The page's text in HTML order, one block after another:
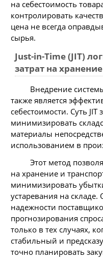
на себестоимость
контролировать
цена не всегда
сырья.
Just-in-Time (JIT)
затрат на хранение
Внедрение
также является
себестоимости. Суть
минимизировать
материалы
использованием в
Этот метод
на хранение и
минимизировать
устаревания на складе.
надежности
прогнозирования
только в тех случаях,
стабильный и
точно планировать